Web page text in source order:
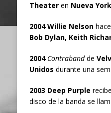
Theateren Nueva
2004 Willie Nelson
Bob Dylan, Keith
2004 Contrabandde
Unidos durante una
2003 Deep Purple
disco de la banda se